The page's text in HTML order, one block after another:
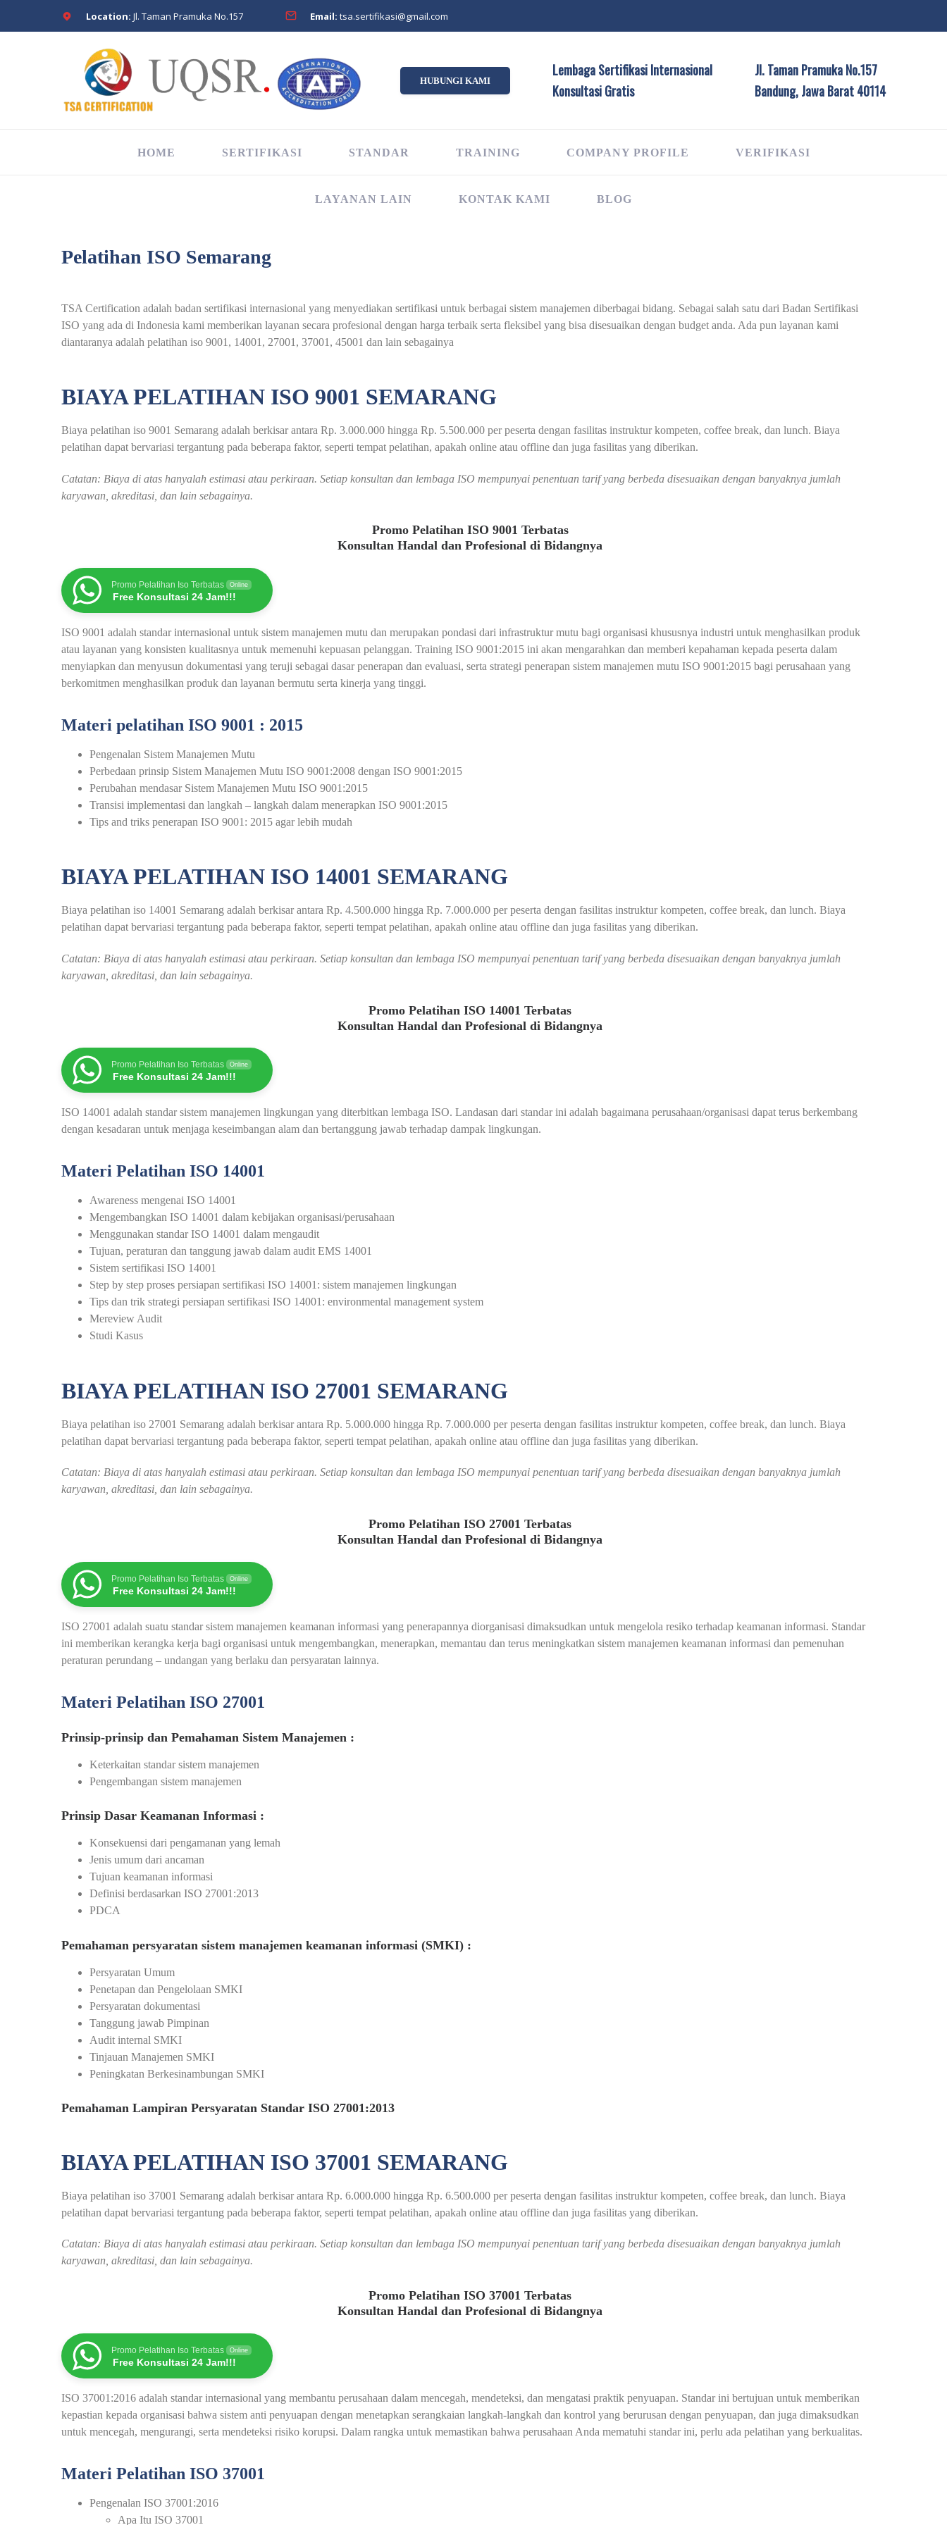
Location: Jl. Taman Pramuka No.157 Email: tsa.sertifikasi@gmail.com
HUBUNGI KAMI
Lembaga Sertifikasi Internasional
Konsultasi Gratis
Jl. Taman Pramuka No.157
Bandung, Jawa Barat 40114
HOME SERTIFIKASI STANDAR TRAINING COMPANY PROFILE VERIFIKASI
LAYANAN LAIN KONTAK KAMI BLOG
Pelatihan ISO Semarang
TSA Certification adalah badan sertifikasi internasional yang menyediakan sertifikasi untuk berbagai sistem manajemen diberbagai bidang. Sebagai salah satu dari Badan Sertifikasi
ISO yang ada di Indonesia kami memberikan layanan secara profesional dengan harga terbaik serta fleksibel yang bisa disesuaikan dengan budget anda. Ada pun layanan kami
diantaranya adalah pelatihan iso 9001, 14001, 27001, 37001, 45001 dan lain sebagainya
BIAYA PELATIHAN ISO 9001 SEMARANG
Biaya pelatihan iso 9001 Semarang adalah berkisar antara Rp. 3.000.000 hingga Rp. 5.500.000 per peserta dengan fasilitas instruktur kompeten, coffee break, dan lunch. Biaya
pelatihan dapat bervariasi tergantung pada beberapa faktor, seperti tempat pelatihan, apakah online atau offline dan juga fasilitas yang diberikan.
Catatan: Biaya di atas hanyalah estimasi atau perkiraan. Setiap konsultan dan lembaga ISO mempunyai penentuan tarif yang berbeda disesuaikan dengan banyaknya jumlah
karyawan, akreditasi, dan lain sebagainya.
Promo Pelatihan ISO 9001 Terbatas
Konsultan Handal dan Profesional di Bidangnya
Promo Pelatihan Iso Terbatas Online
Free Konsultasi 24 Jam!!!
ISO 9001 adalah standar internasional untuk sistem manajemen mutu dan merupakan pondasi dari infrastruktur mutu bagi organisasi khususnya industri untuk menghasilkan produk
atau layanan yang konsisten kualitasnya untuk memenuhi kepuasan pelanggan. Training ISO 9001:2015 ini akan mengarahkan dan memberi kepahaman kepada peserta dalam
menyiapkan dan menyusun dokumentasi yang teruji sebagai dasar penerapan dan evaluasi, serta strategi penerapan sistem manajemen mutu ISO 9001:2015 bagi perusahaan yang
berkomitmen menghasilkan produk dan layanan bermutu serta kinerja yang tinggi.
Materi pelatihan ISO 9001 : 2015
Pengenalan Sistem Manajemen Mutu
Perbedaan prinsip Sistem Manajemen Mutu ISO 9001:2008 dengan ISO 9001:2015
Perubahan mendasar Sistem Manajemen Mutu ISO 9001:2015
Transisi implementasi dan langkah – langkah dalam menerapkan ISO 9001:2015
Tips and triks penerapan ISO 9001: 2015 agar lebih mudah
BIAYA PELATIHAN ISO 14001 SEMARANG
Biaya pelatihan iso 14001 Semarang adalah berkisar antara Rp. 4.500.000 hingga Rp. 7.000.000 per peserta dengan fasilitas instruktur kompeten, coffee break, dan lunch. Biaya
pelatihan dapat bervariasi tergantung pada beberapa faktor, seperti tempat pelatihan, apakah online atau offline dan juga fasilitas yang diberikan.
Catatan: Biaya di atas hanyalah estimasi atau perkiraan. Setiap konsultan dan lembaga ISO mempunyai penentuan tarif yang berbeda disesuaikan dengan banyaknya jumlah
karyawan, akreditasi, dan lain sebagainya.
Promo Pelatihan ISO 14001 Terbatas
Konsultan Handal dan Profesional di Bidangnya
Promo Pelatihan Iso Terbatas Online
Free Konsultasi 24 Jam!!!
ISO 14001 adalah standar sistem manajemen lingkungan yang diterbitkan lembaga ISO. Landasan dari standar ini adalah bagaimana perusahaan/organisasi dapat terus berkembang
dengan kesadaran untuk menjaga keseimbangan alam dan bertanggung jawab terhadap dampak lingkungan.
Materi Pelatihan ISO 14001
Awareness mengenai ISO 14001
Mengembangkan ISO 14001 dalam kebijakan organisasi/perusahaan
Menggunakan standar ISO 14001 dalam mengaudit
Tujuan, peraturan dan tanggung jawab dalam audit EMS 14001
Sistem sertifikasi ISO 14001
Step by step proses persiapan sertifikasi ISO 14001: sistem manajemen lingkungan
Tips dan trik strategi persiapan sertifikasi ISO 14001: environmental management system
Mereview Audit
Studi Kasus
BIAYA PELATIHAN ISO 27001 SEMARANG
Biaya pelatihan iso 27001 Semarang adalah berkisar antara Rp. 5.000.000 hingga Rp. 7.000.000 per peserta dengan fasilitas instruktur kompeten, coffee break, dan lunch. Biaya
pelatihan dapat bervariasi tergantung pada beberapa faktor, seperti tempat pelatihan, apakah online atau offline dan juga fasilitas yang diberikan.
Catatan: Biaya di atas hanyalah estimasi atau perkiraan. Setiap konsultan dan lembaga ISO mempunyai penentuan tarif yang berbeda disesuaikan dengan banyaknya jumlah
karyawan, akreditasi, dan lain sebagainya.
Promo Pelatihan ISO 27001 Terbatas
Konsultan Handal dan Profesional di Bidangnya
Promo Pelatihan Iso Terbatas Online
Free Konsultasi 24 Jam!!!
ISO 27001 adalah suatu standar sistem manajemen keamanan informasi yang penerapannya diorganisasi dimaksudkan untuk mengelola resiko terhadap keamanan informasi. Standar
ini memberikan kerangka kerja bagi organisasi untuk mengembangkan, menerapkan, memantau dan terus meningkatkan sistem manajemen keamanan informasi dan pemenuhan
peraturan perundang – undangan yang berlaku dan persyaratan lainnya.
Materi Pelatihan ISO 27001
Prinsip-prinsip dan Pemahaman Sistem Manajemen :
Keterkaitan standar sistem manajemen
Pengembangan sistem manajemen
Prinsip Dasar Keamanan Informasi :
Konsekuensi dari pengamanan yang lemah
Jenis umum dari ancaman
Tujuan keamanan informasi
Definisi berdasarkan ISO 27001:2013
PDCA
Pemahaman persyaratan sistem manajemen keamanan informasi (SMKI) :
Persyaratan Umum
Penetapan dan Pengelolaan SMKI
Persyaratan dokumentasi
Tanggung jawab Pimpinan
Audit internal SMKI
Tinjauan Manajemen SMKI
Peningkatan Berkesinambungan SMKI
Pemahaman Lampiran Persyaratan Standar ISO 27001:2013
BIAYA PELATIHAN ISO 37001 SEMARANG
Biaya pelatihan iso 37001 Semarang adalah berkisar antara Rp. 6.000.000 hingga Rp. 6.500.000 per peserta dengan fasilitas instruktur kompeten, coffee break, dan lunch. Biaya
pelatihan dapat bervariasi tergantung pada beberapa faktor, seperti tempat pelatihan, apakah online atau offline dan juga fasilitas yang diberikan.
Catatan: Biaya di atas hanyalah estimasi atau perkiraan. Setiap konsultan dan lembaga ISO mempunyai penentuan tarif yang berbeda disesuaikan dengan banyaknya jumlah
karyawan, akreditasi, dan lain sebagainya.
Promo Pelatihan ISO 37001 Terbatas
Konsultan Handal dan Profesional di Bidangnya
Promo Pelatihan Iso Terbatas Online
Free Konsultasi 24 Jam!!!
ISO 37001:2016 adalah standar internasional yang membantu perusahaan dalam mencegah, mendeteksi, dan mengatasi praktik penyuapan. Standar ini bertujuan untuk memberikan
kepastian kepada organisasi bahwa sistem anti penyuapan dengan menetapkan serangkaian langkah-langkah dan kontrol yang berurusan dengan penyuapan, dan juga dimaksudkan
untuk mencegah, mengurangi, serta mendeteksi risiko korupsi. Dalam rangka untuk memastikan bahwa perusahaan Anda mematuhi standar ini, perlu ada pelatihan yang berkualitas.
Materi Pelatihan ISO 37001
Pengenalan ISO 37001:2016
Apa Itu ISO 37001